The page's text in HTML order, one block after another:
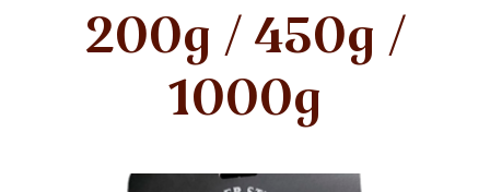
200g / 450g /
1000g